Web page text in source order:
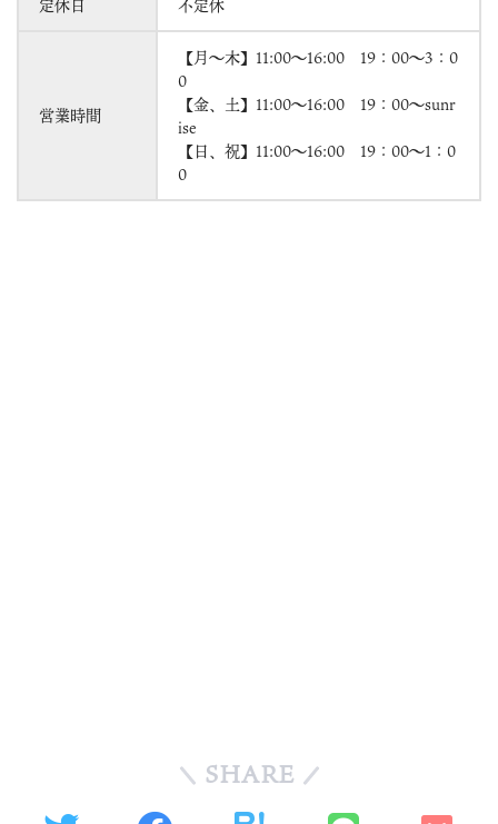
定休日 不定休
営業時間
【月～木】11:00～16:00 19：00～3：0
0
【金、土】11:00～16:00 19：00～sunr
ise
【日、祝】11:00～16:00 19：00～1：0
0
SHARE